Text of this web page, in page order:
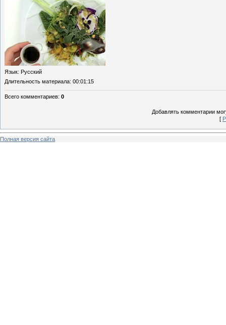
Язык: Русский
Длительность материала: 00:01:15
Всего комментариев: 0
Добавлять комментарии
[
Полная версия сайта